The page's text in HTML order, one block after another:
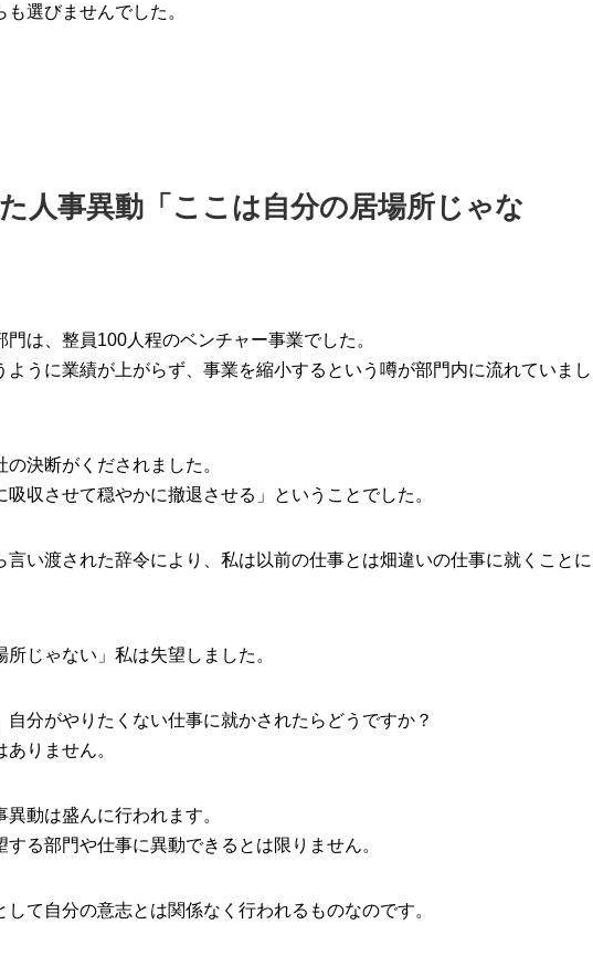
選びませんでした。
人事異動「ここは自分の居場所じゃな
は、整員100人程のベンチャー事業でした。
ように業績が上がらず、事業を縮小するという噂が部門内に流れていまし
の決断がくだされました。
収させて穏やかに撤退させる」ということでした。
言い渡された辞令により、私は以前の仕事とは畑違いの仕事に就くことに
所じゃない」私は失望しました。
自分がやりたくない仕事に就かされたらどうですか？
りません。
動は盛んに行われます。
する部門や仕事に異動できるとは限りません。
して自分の意志とは関係なく行われるものなのです。